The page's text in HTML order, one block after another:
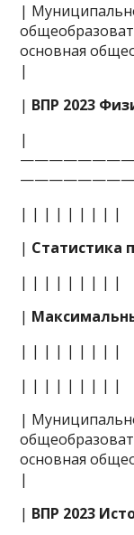
|
основная
|
| ВПР 2023
|
| | | | | | | | |
| Статистика
| | | | | | | | |
|
| | | | | | | | |
| | | | | | | | |
|
основная
|
| ВПР 2023